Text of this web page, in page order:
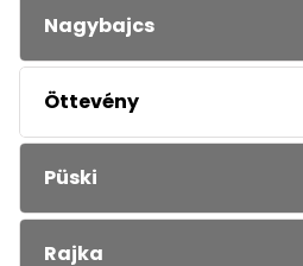
Nagybajcs
Öttevény
Püski
Rajka